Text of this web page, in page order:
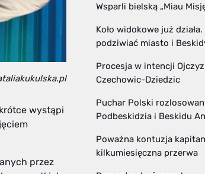
wystąpi
przez
Wsparli bielską „Miau
Koło widokowe już
podziwiać miasto i
Procesja w intencji
Czechowic-Dziedzic
Puchar Polski
Podbeskidzia i Beskidu
Poważna kontuzja
kilkumiesięczna przerwa